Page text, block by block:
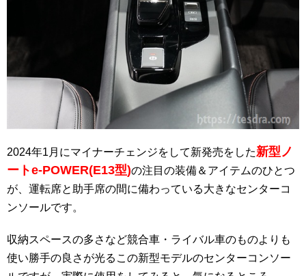
2024年1月にマイナーチェンジをして新発売をした新型ノ
ートe-POWER(E13型)の注目の装備＆アイテムのひとつ
が、運転席と助手席の間に備わっている大きなセンターコ
ンソールです。
収納スペースの多さなど競合車・ライバル車のものよりも
使い勝手の良さが光るこの新型モデルのセンターコンソー